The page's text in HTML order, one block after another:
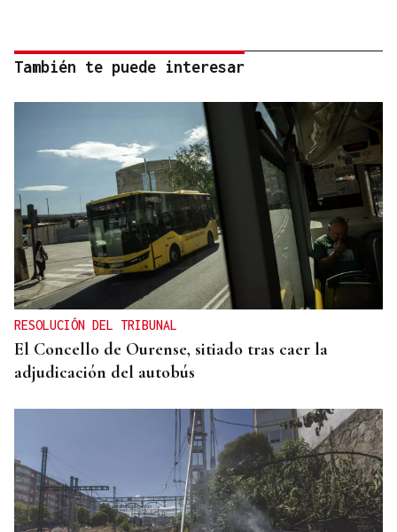
También te puede interesar
RESOLUCIÓN DEL TRIBUNAL
El Concello de Ourense, sitiado tras caer la
adjudicación del autobús